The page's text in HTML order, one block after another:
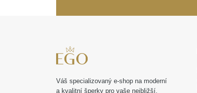
Váš specializovaný e-shop na moderní
a kvalitní šperky pro vaše nejbližší.